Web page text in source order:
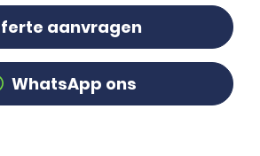
aanvragen
WhatsApp ons